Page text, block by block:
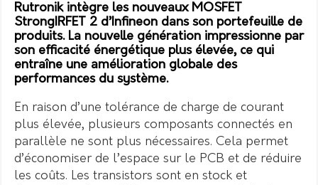
Rutronik intègre les nouveaux MOSFET
StrongIRFET 2 d’Infineon dans son portefeuille de
produits. La nouvelle génération impressionne par
son efficacité énergétique plus élevée, ce qui
entraîne une amélioration globale des
performances du système.
En raison d’une tolérance de charge de courant
plus élevée, plusieurs composants connectés en
parallèle ne sont plus nécessaires. Cela permet
d’économiser de l’espace sur le PCB et de réduire
les coûts. Les transistors sont en stock et